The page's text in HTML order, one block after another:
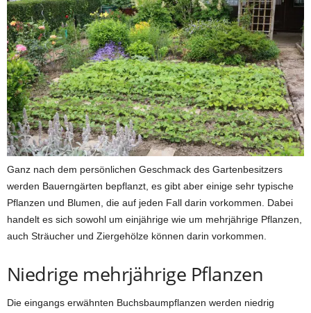
Ganz nach dem persönlichen Geschmack des Gartenbesitzers
werden Bauerngärten bepflanzt, es gibt aber einige sehr typische
Pflanzen und Blumen, die auf jeden Fall darin vorkommen. Dabei
handelt es sich sowohl um einjährige wie um mehrjährige Pflanzen,
auch Sträucher und Ziergehölze können darin vorkommen.
Niedrige mehrjährige Pflanzen
Die eingangs erwähnten Buchsbaumpflanzen werden niedrig